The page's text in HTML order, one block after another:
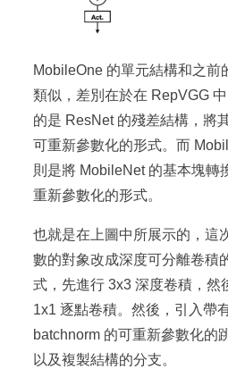
MobileOne 的單元結構和之前
類似，差別在於在 RepVGG
的是 ResNet 的殘差結構，將
可重新參數化的形式。而
則是將 MobileNet 的基本塊轉
重新參數化的形式。
也就是在上圖中所展示的，這
數的對象改成深度可分離卷積
式，先進行 3x3 深度卷積，然
1x1 逐點卷積。然後，引入帶
batchnorm 的可重新參數化的
以及複製結構的分支。